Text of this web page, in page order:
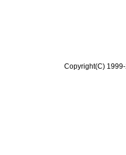
Copyright(C)